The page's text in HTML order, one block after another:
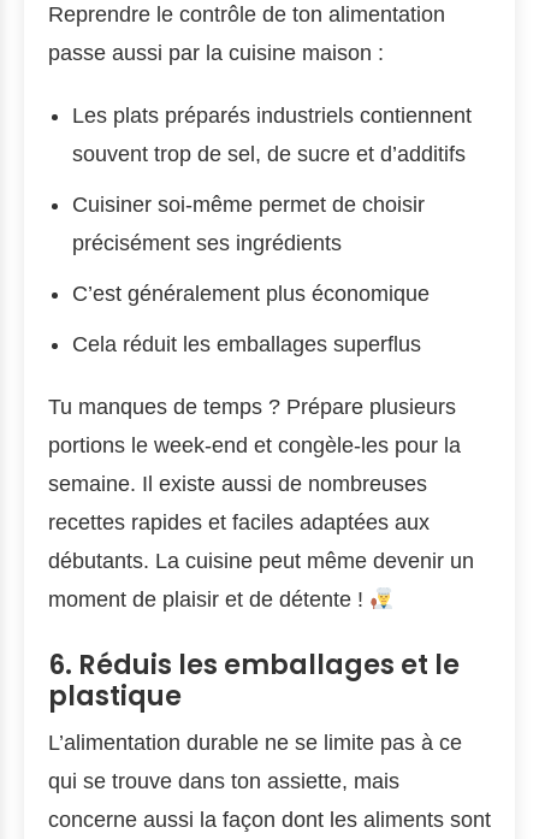
Reprendre le contrôle de ton alimentation
passe aussi par la cuisine maison :
Les plats préparés industriels contiennent
souvent trop de sel, de sucre et d’additifs
Cuisiner soi-même permet de choisir
précisément ses ingrédients
C’est généralement plus économique
Cela réduit les emballages superflus
Tu manques de temps ? Prépare plusieurs
portions le week-end et congèle-les pour la
semaine. Il existe aussi de nombreuses
recettes rapides et faciles adaptées aux
débutants. La cuisine peut même devenir un
moment de plaisir et de détente !
6. Réduis les emballages et le
plastique
L’alimentation durable ne se limite pas à ce
qui se trouve dans ton assiette, mais
concerne aussi la façon dont les aliments sont